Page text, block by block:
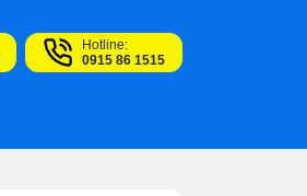
Hotline:
0915 86 1515